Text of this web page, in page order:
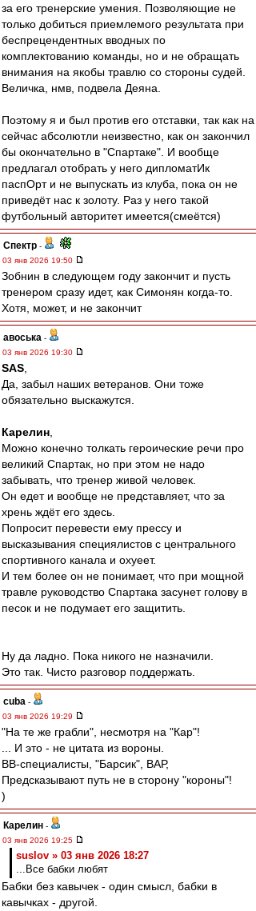
за его тренерские умения. Позволяющие не
только добиться приемлемого результата при
беспрецендентных вводных по
комплектованию команды, но и не обращать
внимания на якобы травлю со стороны судей.
Величка, нмв, подвела Деяна.
Поэтому я и был против его отставки, так как на
сейчас абсолютли неизвестно, как он закончил
бы окончательно в "Спартаке". И вообще
предлагал отобрать у него дипломатИк
паспОрт и не выпускать из клуба, пока он не
приведёт нас к золоту. Раз у него такой
футбольный авторитет имеется(смеётся)
Спектр -
03 янв 2026 19:50
Зобнин в следующем году закончит и пусть
тренером сразу идет, как Симонян когда-то.
Хотя, может, и не закончит
авоська -
03 янв 2026 19:30
SAS
Да, забыл наших ветеранов. Они тоже
обязательно выскажутся.
Карелин
Можно конечно толкать героические речи про
великий Спартак, но при этом не надо
забывать, что тренер живой человек.
Он едет и вообще не представляет, что за
хрень ждёт его здесь.
Попросит перевести ему прессу и
высказывания специялистов с центрального
спортивного канала и охуеет.
И тем более он не понимает, что при мощной
травле руководство Спартака засунет голову в
песок и не подумает его защитить.
Ну да ладно. Пока никого не назначили.
Это так. Чисто разговор поддержать.
cuba -
03 янв 2026 19:29
"На те же грабли", несмотря на "Кар"!
... И это - не цитата из вороны.
ВВ-специалисты, "Барсик", ВАР,
Предсказывают путь не в сторону "короны"!
)
Карелин -
03 янв 2026 19:25
suslov » 03 янв 2026 18:27
...Все бабки любят
Бабки без кавычек - один смысл, бабки в
кавычках - другой.